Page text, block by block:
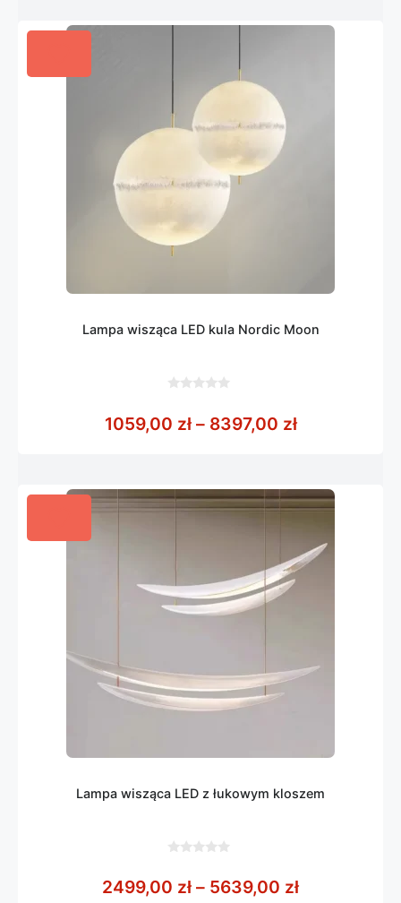
Lampa wisząca LED kula Nordic Moon
5
1059,00 zł – 8397,00 złZakres cen:
Lampa wisząca LED z łukowym kloszem
5
2499,00 zł – 5639,00 złZakres cen: